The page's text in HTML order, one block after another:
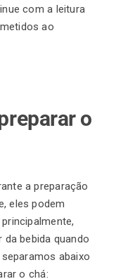
com a leitura
ao
o
a preparação
eles podem
bebida quando
abaixo
o chá: